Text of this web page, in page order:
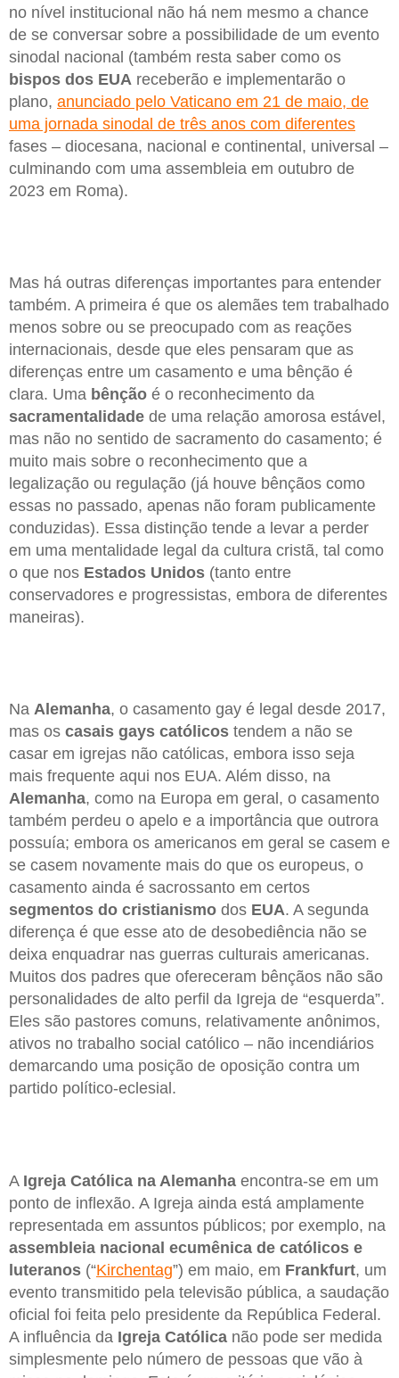
no nível institucional não há nem mesmo a chance
de se conversar sobre a possibilidade de um evento
sinodal nacional (também resta saber como os
bispos dos EUA receberão e implementarão o
plano, anunciado pelo Vaticano em 21 de maio, de
uma jornada sinodal de três anos com diferentes
fases – diocesana, nacional e continental, universal –
culminando com uma assembleia em outubro de
2023 em Roma).
Mas há outras diferenças importantes para entender
também. A primeira é que os alemães tem trabalhado
menos sobre ou se preocupado com as reações
internacionais, desde que eles pensaram que as
diferenças entre um casamento e uma bênção é
clara. Uma bênção é o reconhecimento da
sacramentalidade de uma relação amorosa estável,
mas não no sentido de sacramento do casamento; é
muito mais sobre o reconhecimento que a
legalização ou regulação (já houve bênçãos como
essas no passado, apenas não foram publicamente
conduzidas). Essa distinção tende a levar a perder
em uma mentalidade legal da cultura cristã, tal como
o que nos Estados Unidos (tanto entre
conservadores e progressistas, embora de diferentes
maneiras).
Na Alemanha, o casamento gay é legal desde 2017,
mas os casais gays católicos tendem a não se
casar em igrejas não católicas, embora isso seja
mais frequente aqui nos EUA. Além disso, na
Alemanha, como na Europa em geral, o casamento
também perdeu o apelo e a importância que outrora
possuía; embora os americanos em geral se casem e
se casem novamente mais do que os europeus, o
casamento ainda é sacrossanto em certos
segmentos do cristianismo dos EUA. A segunda
diferença é que esse ato de desobediência não se
deixa enquadrar nas guerras culturais americanas.
Muitos dos padres que ofereceram bênçãos não são
personalidades de alto perfil da Igreja de “esquerda”.
Eles são pastores comuns, relativamente anônimos,
ativos no trabalho social católico – não incendiários
demarcando uma posição de oposição contra um
partido político-eclesial.
A Igreja Católica na Alemanha encontra-se em um
ponto de inflexão. A Igreja ainda está amplamente
representada em assuntos públicos; por exemplo, na
assembleia nacional ecumênica de católicos e
luteranos (“Kirchentag”) em maio, em Frankfurt, um
evento transmitido pela televisão pública, a saudação
oficial foi feita pelo presidente da República Federal.
A influência da Igreja Católica não pode ser medida
simplesmente pelo número de pessoas que vão à